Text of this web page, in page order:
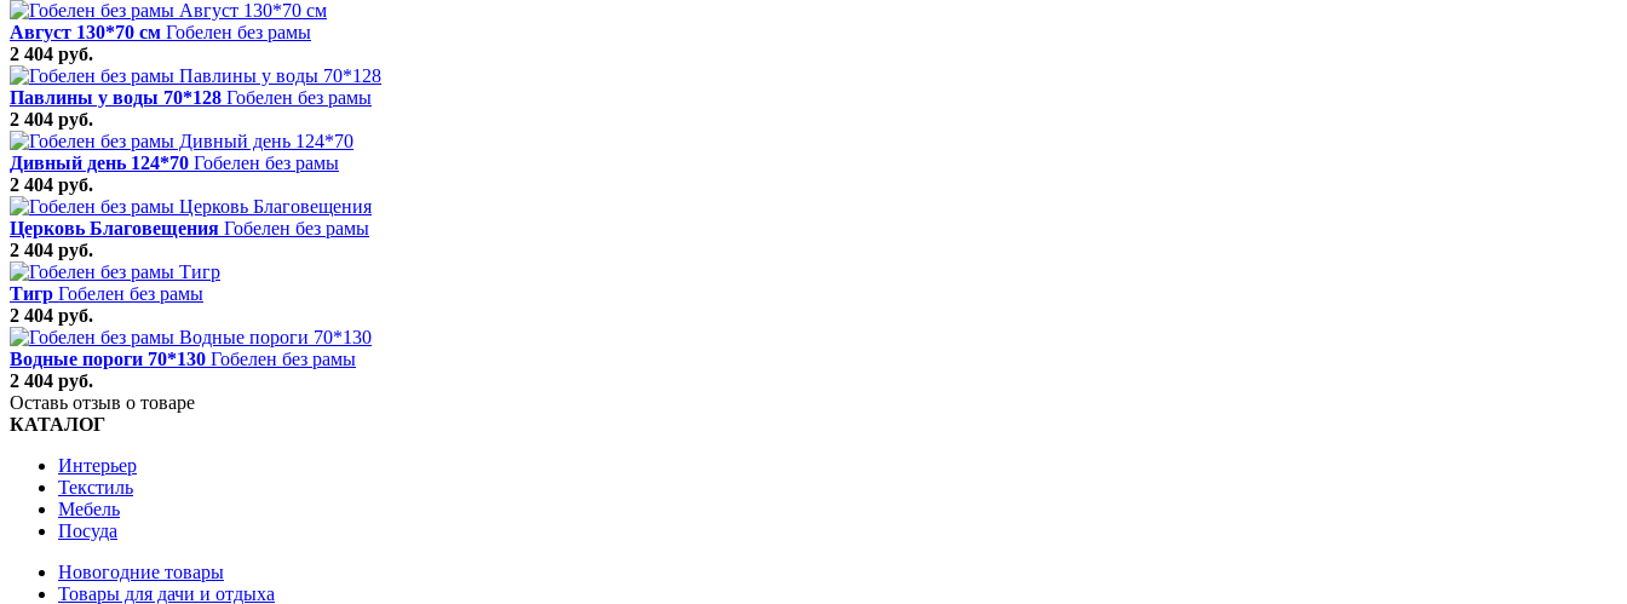
Август 130*70 см Гобелен без рамы
2 404 руб.
Павлины у воды 70*128 Гобелен без рамы
2 404 руб.
Дивный день 124*70 Гобелен без рамы
2 404 руб.
Церковь Благовещения Гобелен без рамы
2 404 руб.
Тигр Гобелен без рамы
2 404 руб.
Водные пороги 70*130 Гобелен без рамы
2 404 руб.
Оставь отзыв о товаре
КАТАЛОГ
Интерьер
Текстиль
Мебель
Посуда
Новогодние товары
Товары для дачи и отдыха